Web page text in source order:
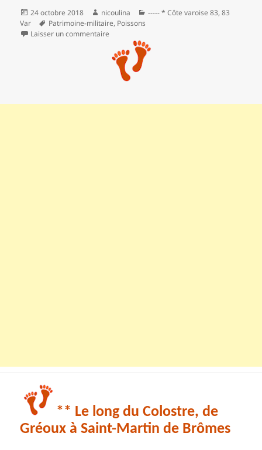
Publié
le
24 octobre 2018 Auteur
nicoulina Catégories
----- * Côte varoise 83,83
Var
Mots-
clés
Patrimoine-militaire, Poissons
Laisser un commentaire
** Le long du Colostre, de
Gréoux à Saint-Martin de Brômes